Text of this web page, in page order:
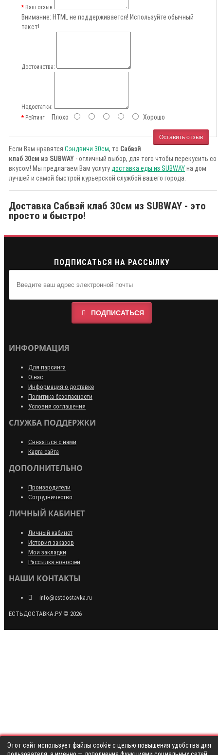
Ваш отзыв
Внимание: HTML не поддерживается! Используйте обычный
текст!
Достоинства:
Недостатки:
РейтингПлохо Хорошо
Оставить отзыв
Если Вам нравятся Сэндвичи 30см, то Сабвэй
клаб 30см из SUBWAY - отличный выбор, для того чтобы перекусить со
вкусом! Мы предлагаем Вам услугу доставка еды из SUBWAYна дом
лучшей и самой быстрой курьерской службой вашего города.
Доставка Сабвэй клаб 30см из SUBWAY - это
просто и быстро!
ПОДПИСАТЬСЯ НА РАССЫЛКУ
ПОДПИСАТЬСЯ
ИНФОРМАЦИЯ
Для парсинга
О нас
Информация о доставке
Политика безопасности
Условия соглашения
СЛУЖБА ПОДДЕРЖКИ
Связаться с нами
Карта сайта
ДОПОЛНИТЕЛЬНО
Производители
Сотрудничество
ЛИЧНЫЙ КАБИНЕТ
Личный кабинет
История заказов
Мои закладки
Рассылка новостей
НАШИ КОНТАКТЫ
info@estdostavka.ru
ЕСТЬДОСТАВКА.РУ © 2026
Этот сайт использует файлы cookie с целью повышения удобства для